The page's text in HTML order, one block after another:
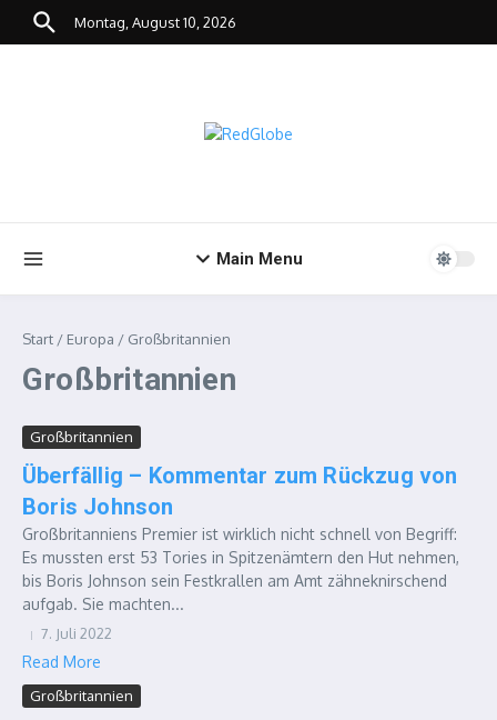
Zum Inhalt springen
Montag, August 10, 2026
Main Menu
Start / Europa / Großbritannien
Großbritannien
Großbritannien
Überfällig – Kommentar zum Rückzug von
Boris Johnson
Großbritanniens Premier ist wirklich nicht schnell von Begriff:
Es mussten erst 53 Tories in Spitzenämtern den Hut nehmen,
bis Boris Johnson sein Festkrallen am Amt zähneknirschend
aufgab. Sie machten...
7. Juli 2022
Read More
Großbritannien